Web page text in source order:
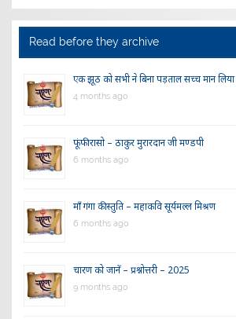
Read before they archive
एक झूठ को सभी ने बिना पड़ताल सच्च मान लिया
4 months ago
फूंफी रासो – ठाकुर मुरारदान जी मण्डपी
6 months ago
माँ गंगा की स्तुति – महाकवि सूर्यमल्ल मिश्रण
6 months ago
चारण को जानें – प्रश्नोत्तरी – 2025
9 months ago